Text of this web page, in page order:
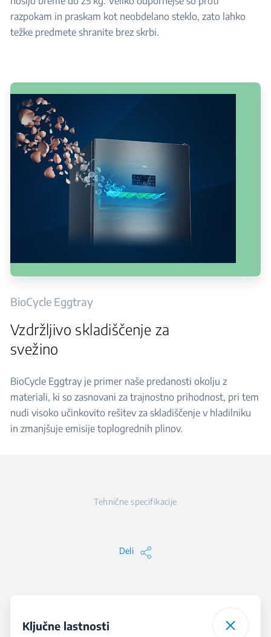
razpokam in praskam kot neobdelano steklo, zato lahko
težke predmete shranite brez skrbi.
BioCycle Eggtray
Vzdržljivo skladiščenje za
svežino
BioCycle Eggtray je primer naše predanosti okolju z
materiali, ki so zasnovani za trajnostno prihodnost, pri tem
nudi visoko učinkovito rešitev za skladiščenje v hladilniku
in zmanjšuje emisije toplogrednih plinov.
Tehnične specifikacije
Deli
Ključne lastnosti